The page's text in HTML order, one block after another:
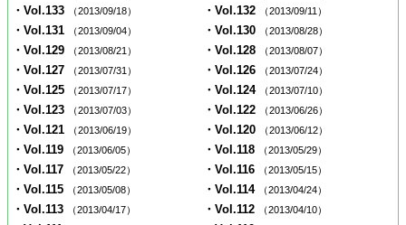
・Vol.133 （2013/09/18） ・Vol.132 （2013/09/11）
・Vol.131 （2013/09/04） ・Vol.130 （2013/08/28）
・Vol.129 （2013/08/21） ・Vol.128 （2013/08/07）
・Vol.127 （2013/07/31） ・Vol.126 （2013/07/24）
・Vol.125 （2013/07/17） ・Vol.124 （2013/07/10）
・Vol.123 （2013/07/03） ・Vol.122 （2013/06/26）
・Vol.121 （2013/06/19） ・Vol.120 （2013/06/12）
・Vol.119 （2013/06/05） ・Vol.118 （2013/05/29）
・Vol.117 （2013/05/22） ・Vol.116 （2013/05/15）
・Vol.115 （2013/05/08） ・Vol.114 （2013/04/24）
・Vol.113 （2013/04/17） ・Vol.112 （2013/04/10）